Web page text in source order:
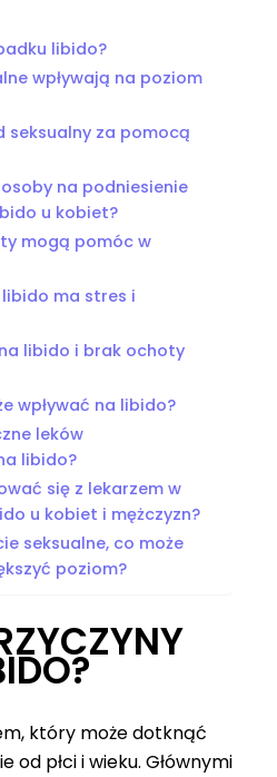
libido?
wpływają na poziom
seksualny za pomocą
na podniesienie
u kobiet?
mogą pomóc w
libido ma stres i
libido i brak ochoty
wpływać na libido?
leków
libido?
się z lekarzem w
u kobiet i mężczyzn?
seksualne, co może
poziom?
który może dotknąć
od płci i wieku. Głównymi